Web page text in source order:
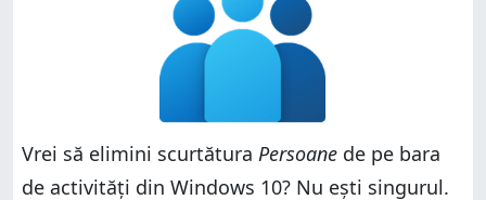
Vrei să elimini scurtătura Persoane de pe bara
de activități din Windows 10? Nu ești singurul.